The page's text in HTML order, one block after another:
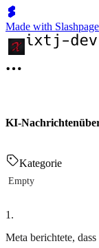
Made with Slashpage
KI-
Kategorie
Empty
1 .
Meta berichtete,